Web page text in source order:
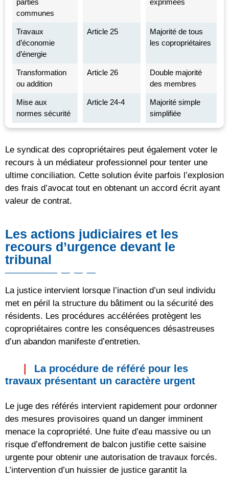
communes
Travaux
d’économie
d’énergie
Article 25
Majorité de tous
les copropriétaires
Transformation
ou addition
Article 26
Double majorité
des membres
Mise aux
normes sécurité
Article 24-4
Majorité simple
simplifiée
Le syndicat des copropriétaires peut également voter le
recours à un médiateur professionnel pour tenter une
ultime conciliation. Cette solution évite parfois l’explosion
des frais d’avocat tout en obtenant un accord écrit ayant
valeur de contrat.
Les actions judiciaires et les
recours d’urgence devant le
tribunal
La justice intervient lorsque l’inaction d’un seul individu
met en péril la structure du bâtiment ou la sécurité des
résidents. Les procédures accélérées protègent les
copropriétaires contre les conséquences désastreuses
d’un abandon manifeste d’entretien.
La procédure de référé pour les
travaux présentant un caractère urgent
Le juge des référés intervient rapidement pour ordonner
des mesures provisoires quand un danger imminent
menace la copropriété. Une fuite d’eau massive ou un
risque d’effondrement de balcon justifie cette saisine
urgente pour obtenir une autorisation de travaux forcés.
L’intervention d’un huissier de justice garantit la